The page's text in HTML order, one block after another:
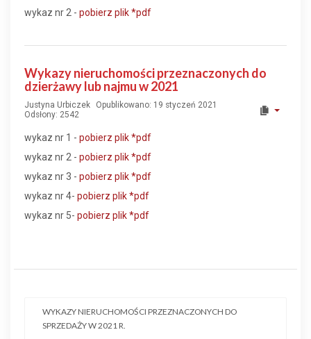
wykaz nr 2 - pobierz plik*pdf
Wykazy nieruchomości przeznaczonych do
dzierżawy lub najmu w 2021
Justyna Urbiczek
Opublikowano: 19 styczeń 2021
Odsłony: 2542
wykaz nr 1 - pobierz plik*pdf
wykaz nr 2 - pobierz plik*pdf
wykaz nr 3 - pobierz plik*pdf
wykaz nr 4- pobierz plik*pdf
wykaz nr 5- pobierz plik*pdf
WYKAZY NIERUCHOMOŚCI PRZEZNACZONYCH DO
SPRZEDAŻY W 2021 R.